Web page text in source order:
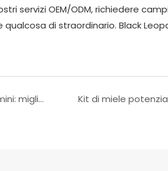
servizi OEM/ODM, richiedere
di straordinario. Black
Pillole blu Chaychatee numero 1 per uomini: migliorano l&#39;erezione e la resistenza sessuale.